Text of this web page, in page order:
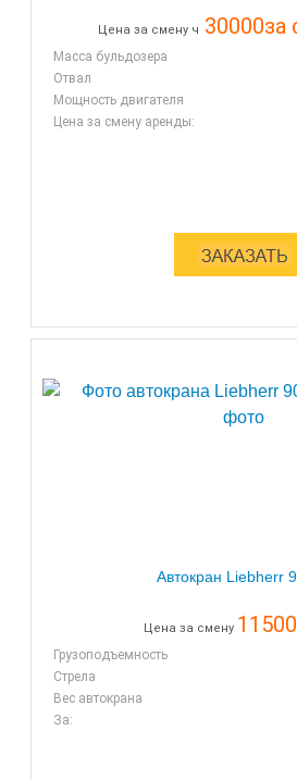
Цена за смену ч 30000за
Масса бульдозера
Отвал
Мощность двигателя
Цена за смену аренды:
Автокран Liebherr
Цена за смену
Грузоподъемность
Стрела
Вес автокрана
За: